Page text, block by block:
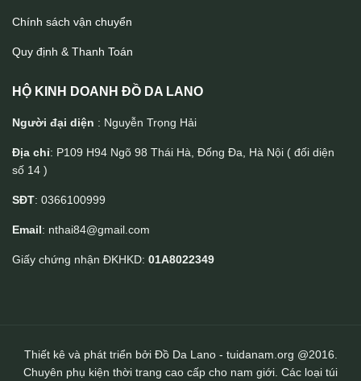
Chính sách vận chuyển
Quy định & Thanh Toán
HỘ KINH DOANH ĐỒ DA LANO
Người đại diện : Nguyễn Trọng Hải
Địa chỉ: P109 H94 Ngõ 98 Thái Hà, Đống Đa, Hà Nội ( đối diện
số 14 )
SĐT: 0366100999
Email: nthai84@gmail.com
Giấy chứng nhận ĐKHKD: 01A8022349
Thiết kê và phát triển bởi Đồ Da Lano - tuidanam.org @2016.
Chuyên phụ kiện thời trang cao cấp cho nam giới. Các loại túi